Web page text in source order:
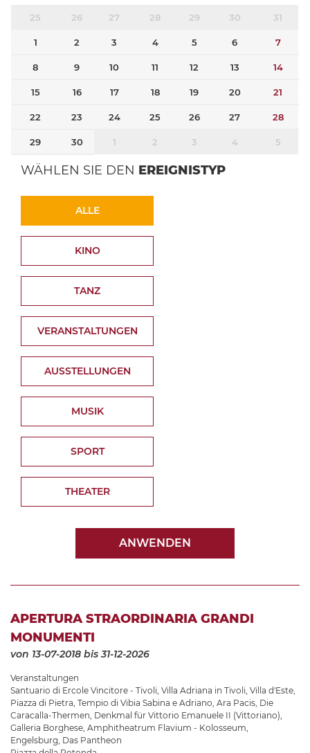
25 26 27 28 29 30 31
1 2 3 4 5 6 7
8 9 10 11 12 13 14
15 16 17 18 19 20 21
22 23 24 25 26 27 28
29 30 1 2 3 4 5
WÄHLEN SIE DEN EREIGNISTYP
ALLE
KINO
TANZ
VERANSTALTUNGEN
AUSSTELLUNGEN
MUSIK
SPORT
THEATER
ANWENDEN
APERTURA STRAORDINARIA GRANDI
MONUMENTI
von 13-07-2018 bis 31-12-2026
Veranstaltungen
Santuario di Ercole Vincitore - Tivoli, Villa Adriana in Tivoli, Villa d'Este,
Piazza di Pietra, Tempio di Vibia Sabina e Adriano, Ara Pacis, Die
Caracalla-Thermen, Denkmal für Vittorio Emanuele II (Vittoriano),
Galleria Borghese, Amphitheatrum Flavium - Kolosseum,
Engelsburg, Das Pantheon